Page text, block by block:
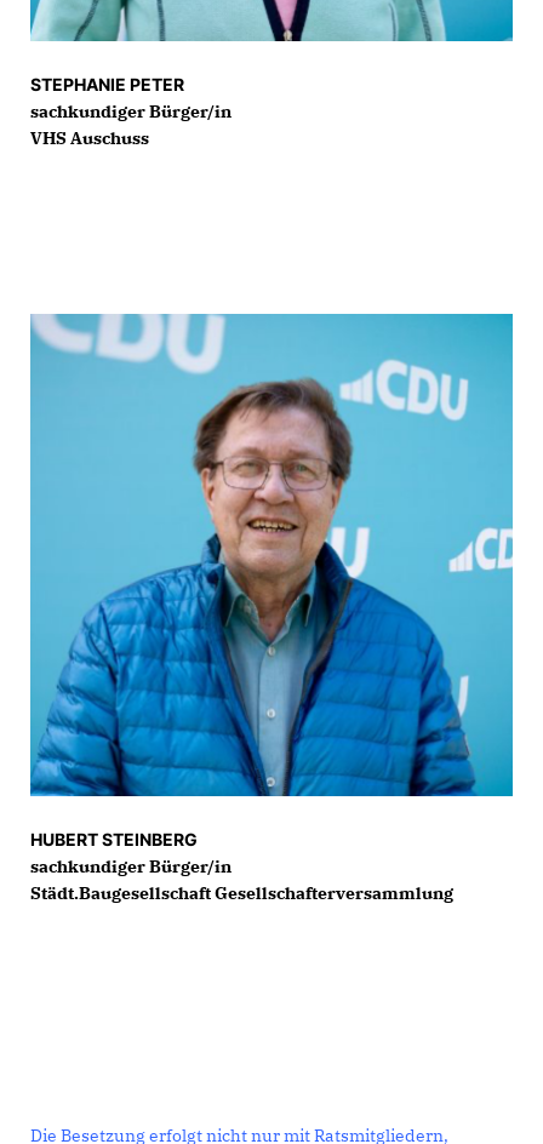
STEPHANIE PETER
sachkundiger Bürger/in
VHS Auschuss
HUBERT STEINBERG
sachkundiger Bürger/in
Städt.Baugesellschaft Gesellschafterversammlung
Die Besetzung erfolgt nicht nur mit Ratsmitgliedern,